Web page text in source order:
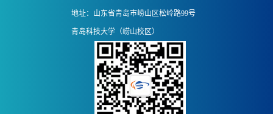
地址：山东省青岛市崂山区松岭路99号
青岛科技大学（崂山校区）